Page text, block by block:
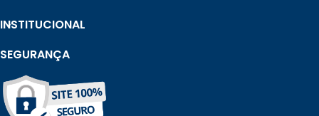
INSTITUCIONAL
SEGURANÇA